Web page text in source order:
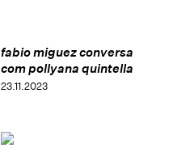
fabio miguez conversa
com pollyana quintella
23.11.2023